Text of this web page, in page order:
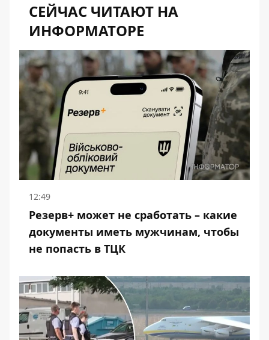
СЕЙЧАС ЧИТАЮТ НА
ИНФОРМАТОРЕ
12:49
Резерв+ может не сработать – какие
документы иметь мужчинам, чтобы
не попасть в ТЦК